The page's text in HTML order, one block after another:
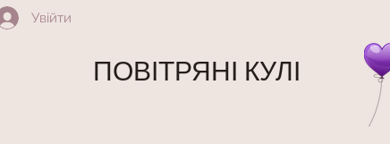
Увійти
ПОВІТРЯНІ КУЛІ